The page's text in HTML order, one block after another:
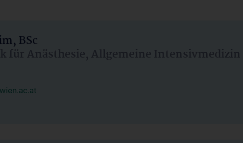
BSc
Anästhesie, Allgemeine Intensivmedizin